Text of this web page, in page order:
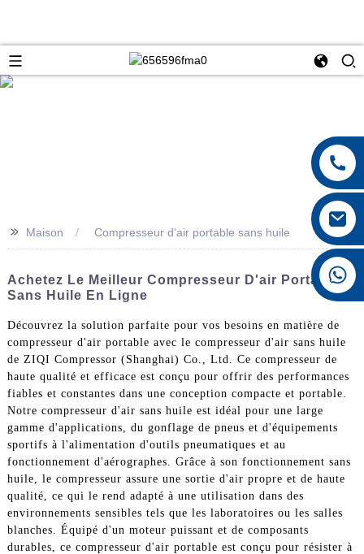
>> Maison Compresseur d'air portable sans huile
Achetez Le Meilleur Compresseur D'air Portable
Sans Huile En Ligne
Découvrez la solution parfaite pour vos besoins en matière de
compresseur d'air portable avec le compresseur d'air sans huile
de ZIQI Compressor (Shanghai) Co., Ltd. Ce compresseur de
haute qualité et efficace est conçu pour offrir des performances
fiables et constantes dans une conception compacte et portable.
Notre compresseur d'air sans huile est idéal pour une large
gamme d'applications, du gonflage de pneus et d'équipements
sportifs à l'alimentation d'outils pneumatiques et au
fonctionnement d'aérographes. Grâce à son fonctionnement sans
huile, le compresseur assure une sortie d'air propre et de haute
qualité, ce qui le rend adapté à une utilisation dans des
environnements sensibles tels que les laboratoires ou les salles
blanches. Équipé d'un moteur puissant et de composants
durables, ce compresseur d'air portable est conçu pour résister à